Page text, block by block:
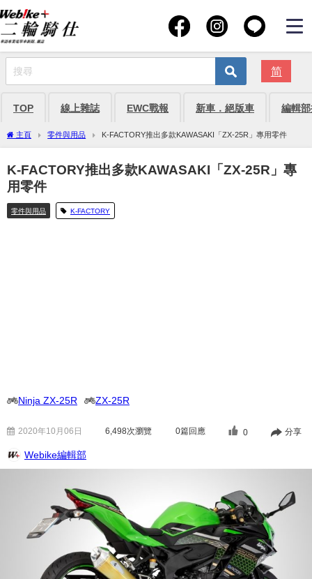
简
TOP 線上雜誌 EWC戰報 新車．絕版車 編輯
主頁 零件與用品 K-FACTORY推出多款KAWASAKI「ZX-25R」專用零件
K-FACTORY推出多款KAWASAKI「ZX-25R」專
用零件
零件與用品 K-FACTORY
Ninja ZX-25R ZX-25R
2020年10月06日 6,498次瀏覽 0篇回應 0 分享
Webike編輯部